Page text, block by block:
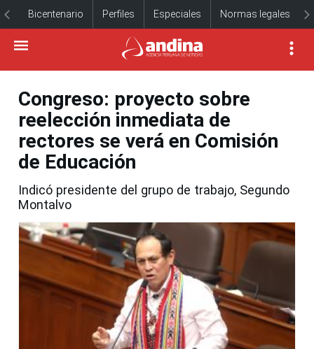
Bicentenario Perfiles Especiales Normas legales
Congreso: proyecto sobre
reelección inmediata de
rectores se verá en Comisión
de Educación
Indicó presidente del grupo de trabajo, Segundo
Montalvo